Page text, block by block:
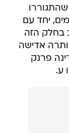
יחד עם
בחלק הזה
אדישה
פרנק
ע.